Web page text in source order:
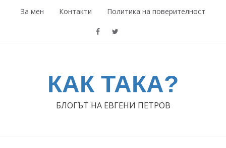
За мен Контакти Политика на поверителност
КАК ТАКА?
БЛОГЪТ НА ЕВГЕНИ ПЕТРОВ